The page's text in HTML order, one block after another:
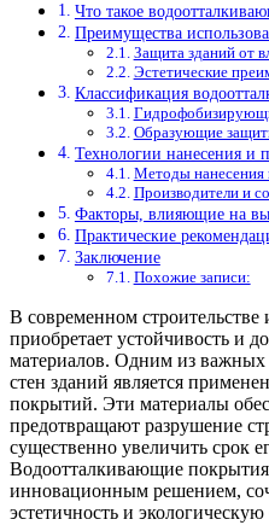
Что такое
Преимущества
Защита зданий от
Эстетические
Классификация
Образующие
Технологии нанесения и
Методы нанесения
Производители и
Факторы, влияющие на
Практические
Заключение
Похожие записи:
В современном строительстве
приобретает устойчивость и
материалов. Одним из
стен зданий является
покрытий. Эти материалы
предотвращают разрушение
существенно увеличить срок
Водоотталкивающие покрытия
инновационным решением,
эстетичность и экологическую